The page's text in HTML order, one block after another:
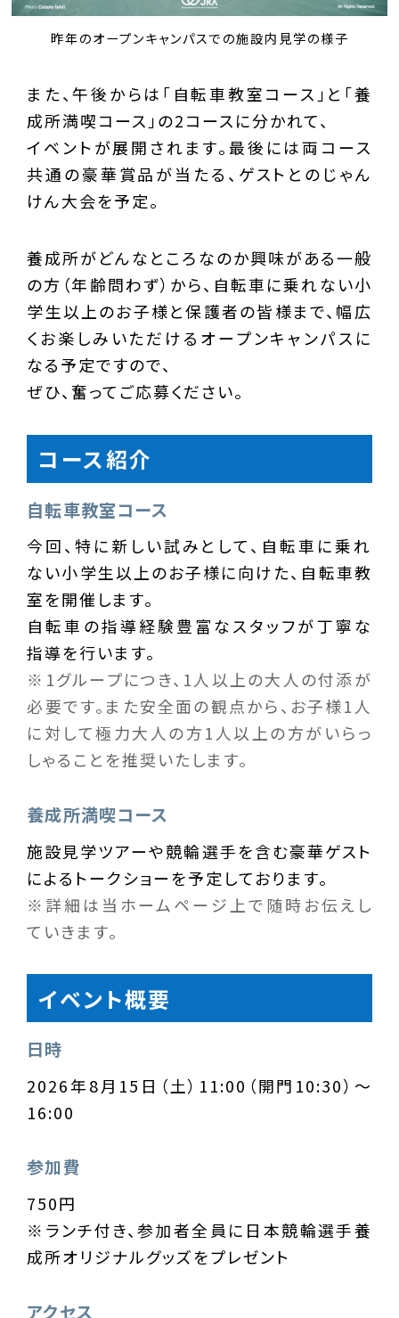
昨年のオープンキャンパスでの施設内見学の様子
また、午後からは「自転車教室コース」と「養
成所満喫コース」の2コースに分かれて、
イベントが展開されます。最後には両コース
共通の豪華賞品が当たる、ゲストとのじゃん
けん大会を予定。
養成所がどんなところなのか興味がある一般
の方（年齢問わず）から、自転車に乗れない小
学生以上のお子様と保護者の皆様まで、幅広
くお楽しみいただけるオープンキャンパスに
なる予定ですので、
ぜひ、奮ってご応募ください。
コース紹介
自転車教室コース
今回、特に新しい試みとして、 自転車に乗れ
ない小学生以上のお子様に向けた、自転車教
室を開催します。
自転車の指導経験豊富なスタッフが丁寧な
指導を行います。
※1グループにつき、1人以上の大人の付添が
必要です。また安全面の観点から、お子様1人
に対して極力大人の方1人以上の方がいらっ
しゃることを推奨いたします。
養成所満喫コース
施設見学ツアーや競輪選手を含む豪華ゲスト
によるトークショーを予定しております。
※詳細は当ホームページ上で随時お伝えし
ていきます。
イベント概要
日時
2026年8月15日（土）11:00（開門10:30）〜
16:00
参加費
750円
※ランチ付き、参加者全員に日本競輪選手養
成所オリジナルグッズをプレゼント
アクセス